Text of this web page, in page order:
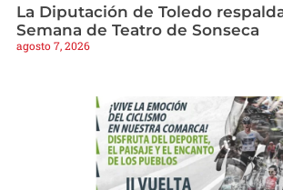
La Diputación de Toledo
Semana de Teatro de Sonseca
agosto 7, 2026